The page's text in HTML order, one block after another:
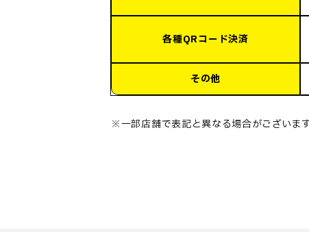
各種QRコード決済
その他
※一部店舗で表記と異なる場合がございま